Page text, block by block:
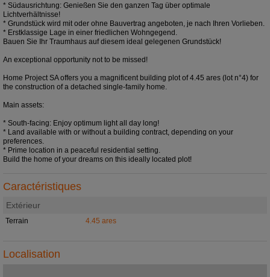
* Südausrichtung: Genießen Sie den ganzen Tag über optimale
Lichtverhältnisse!
* Grundstück wird mit oder ohne Bauvertrag angeboten, je nach Ihren Vorlieben.
* Erstklassige Lage in einer friedlichen Wohngegend.
Bauen Sie Ihr Traumhaus auf diesem ideal gelegenen Grundstück!
An exceptional opportunity not to be missed!
Home Project SA offers you a magnificent building plot of 4.45 ares (lot n°4) for
the construction of a detached single-family home.
Main assets:
* South-facing: Enjoy optimum light all day long!
* Land available with or without a building contract, depending on your
preferences.
* Prime location in a peaceful residential setting.
Build the home of your dreams on this ideally located plot!
Caractéristiques
Extérieur
Terrain 4.45 ares
Localisation